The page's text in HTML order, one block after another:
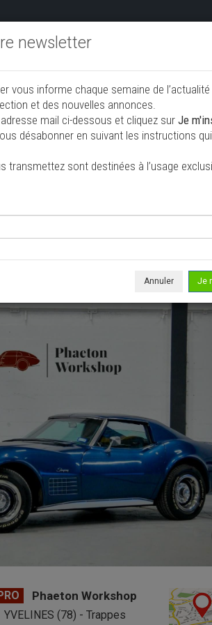
)
STINGRAY 454CI
Phaeton Workshop
YVELINES (78) - Trappes
newsletter
vous informe chaque semaine de
et des nouvelles annonces.
mail ci-dessous et cliquez sur Je
désabonner en suivant les instructions
transmettez sont destinées à l’usage
Annuler Je